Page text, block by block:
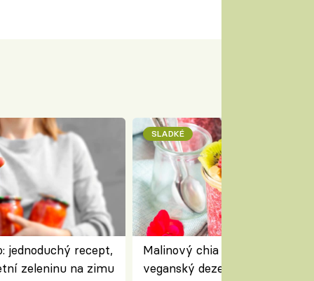
jednoduchý recept,
zeleninu na zimu
SLADKÉ
Malinový chia pudink s
veganský dezert plný ovoce a